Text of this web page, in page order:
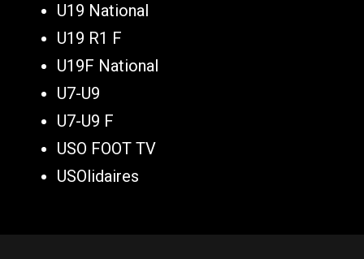
U19 National
U19 R1 F
U19F National
U7-U9
U7-U9 F
USO FOOT TV
USOlidaires